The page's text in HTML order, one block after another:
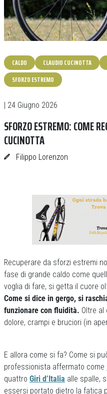
CALDO CLAUDIO CUCINOTTA
SFORZO ESTREMO
| 24 Giugno 2026
SFORZO ESTREMO: COME
CUCINOTTA
Filippo Lorenzon
Recuperare da sforzi estremi
fase di grande caldo come
voglia di fare, si getta il cuore
Come si dice in gergo, si
funzionare con fluidità. Oltre
dolore, crampi e bruciori (in
E allora come si fa? Come si
professionista affermato come
quattro Giri d’Italia alle spalle,
essersi portato dietro la fatica